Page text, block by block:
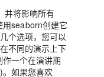
并将影响所有
seaborn创建它
个选项，您可以
不同的演示上下
一个在演讲期
如果您喜欢